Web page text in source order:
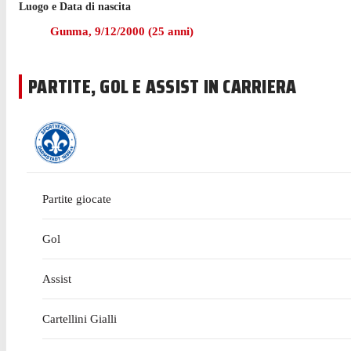
Düsseldorf il 21 settembre, avendo realizzato una rete nella
Akiyama ha giocato 47 partite di 2. Bundesliga e J1
Il 2 agosto 2025 Akiyama ha debuttato in 2. Bundesliga, a
Luogo e Data di nascita
Gunma, 9/12/2000 (25 anni)
PARTITE, GOL E ASSIST IN CARRIERA
Partite giocate
Gol
Assist
Cartellini Gialli